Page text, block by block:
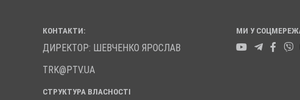
КОНТАКТИ:
ДИРЕКТОР: ШЕВЧЕНКО ЯРОСЛАВ
TRK@PTV.UA
СТРУКТУРА ВЛАСНОСТІ
МИ У